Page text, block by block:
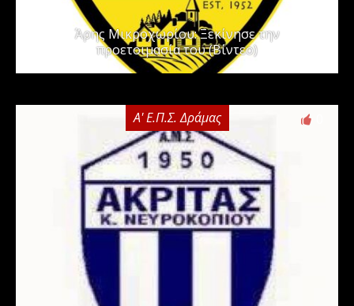
Άρης Μικροχωρίου: Ξεκίνησε την
προετοιμασία του (Βίντεο)
Α' Ε.Π.Σ. Δράμας